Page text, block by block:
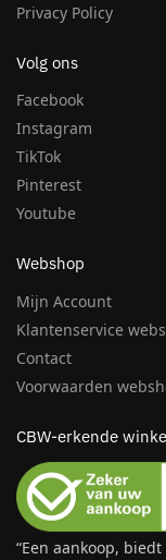
Privacy Policy
Volg ons
Facebook
Instagram
TikTok
Pinterest
Youtube
Webshop
Mijn Account
Klantenservice
Contact
Voorwaarden
CBW-erkende
“Een aankoop,